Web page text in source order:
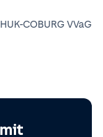
COBURG VVaG